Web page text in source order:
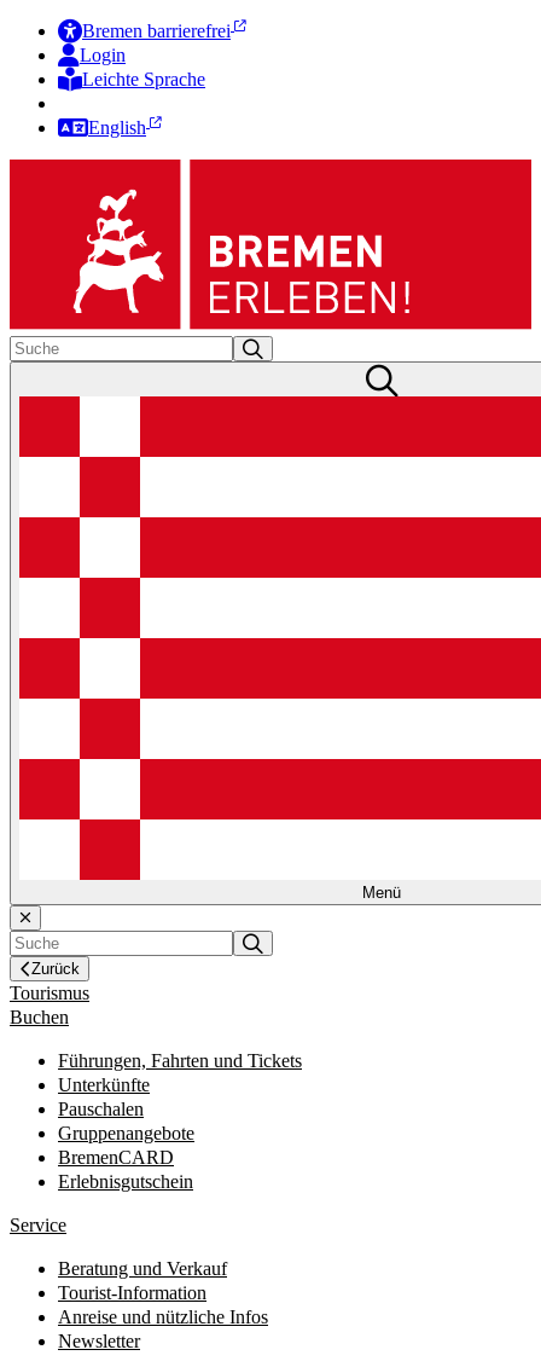
Bremen barrierefrei
Login
Leichte Sprache
English
Menü
Zurück
Tourismus
Buchen
Führungen, Fahrten und Tickets
Unterkünfte
Pauschalen
Gruppenangebote
BremenCARD
Erlebnisgutschein
Service
Beratung und Verkauf
Tourist-Information
Anreise und nützliche Infos
Newsletter